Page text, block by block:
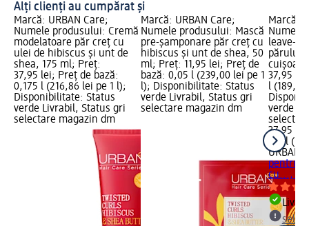
Alți clienți au cumpărat și
Marcă: URBAN Care;
Numele produsului: Cremă
modelatoare păr creț cu
ulei de hibiscus și unt de
shea, 175 ml; Preț:
37,95 lei; Preț de bază:
0,175 l (216,86 lei pe 1 l);
Disponibilitate: Status
verde Livrabil, Status gri
selectare magazin dm
Marcă: URBAN Care;
Numele produsului: Mască
pre-șamponare păr creț cu
hibiscus și unt de shea, 50
ml; Preț: 11,95 lei; Preț de
bază: 0,05 l (239,00 lei pe 1
l); Disponibilitate: Status
verde Livrabil, Status gri
selectare magazin dm
Marcă:
Numele
leave-in
părului
37,95
l
verde
37,95 lei
0,2 l
URBAN
pentru
cu...,